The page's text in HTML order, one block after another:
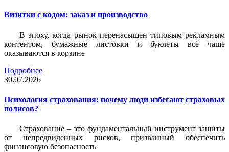
Визитки c кодом: заказ и производство
В эпоху, когда рынок перенасыщен типовым рекламным
контентом, бумажные листовки и буклеты всё чаще
оказываются в корзине
Подробнее
30.07.2026
Психология страхования: почему люди избегают страховых
полисов?
Страхование – это фундаментальный инструмент защиты
от непредвиденных рисков, призванный обеспечить
финансовую безопасность